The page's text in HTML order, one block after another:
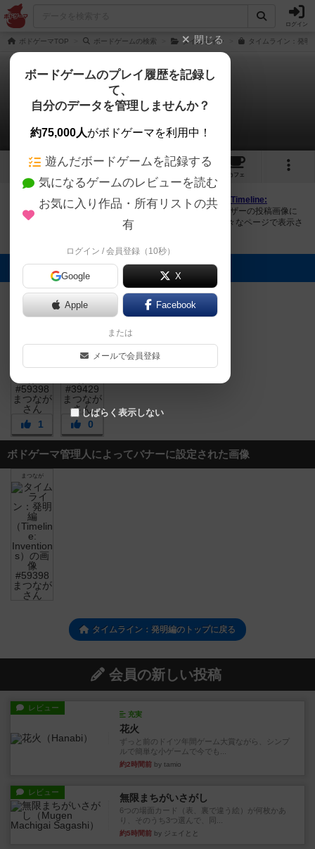
ログイン
ボドゲーマTOP ボードゲームの検索 タイムライン タイムライン：発明
タイムライン：発明編
2件の画像
2 3
カフェ
ボドゲーマにログインすると、 「タイムライン：発明編（Timeline:
Inventions）」の画像をアップロード出来たり、他のユーザーの投稿画像に
評価を付けることができます。また、トップ6の画像は様々なページで表示さ
トップに表示される画像
まつなが
1
まつなが
0
ボドゲーマ管理人によってバナーに設定された画像
まつなが
タイムライン：発明編のトップに戻る
会員の新しい投稿
レビュー
充実
花火
ずっと前のドイツ年間ゲーム大賞ながら、シンプ
ルで簡単な小ゲームで今でも...
約2時間前 by tamio
レビュー 無限まちがいさがし
6つの場面カード（表、裏で違う絵）が何枚かあ
り、そのうち3つ選んで、同...
約5時間前 by ジェイとと
閉じる
ボードゲームのプレイ履歴を記録し
て、
自分のデータを管理しませんか？
約75,000人がボドゲーマを利用中！
遊んだボードゲームを記録する
気になるゲームのレビューを読む
お気に入り作品・所有リストの共
有
ログイン / 会員登録（10秒）
Google X
Apple Facebook
または
メールで会員登録
しばらく表示しない